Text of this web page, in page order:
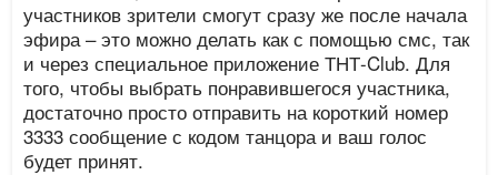
участников зрители смогут сразу же после начала
эфира – это можно делать как с помощью смс, так
и через специальное приложение ТНТ-Club. Для
того, чтобы выбрать понравившегося участника,
достаточно просто отправить на короткий номер
3333 сообщение с кодом танцора и ваш голос
будет принят.